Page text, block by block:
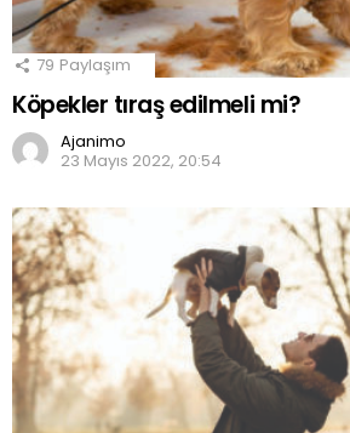
79 Paylaşım
Köpekler tıraş edilmeli mi?
Ajanimo
23 Mayıs 2022, 20:54